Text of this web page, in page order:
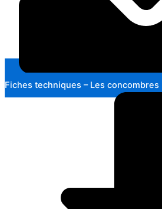
Fiches techniques – Les concombres